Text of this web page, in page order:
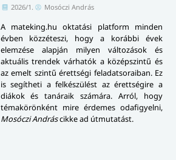
2026/1. Mosóczi András
A mateking.hu oktatási platform minden
évben közzéteszi, hogy a korábbi évek
elemzése alapján milyen változások és
aktuális trendek várhatók a középszintű és
az emelt szintű érettségi feladatsoraiban. Ez
is segítheti a felkészülést az érettségire a
diákok és tanáraik számára. Arról, hogy
témakörönként mire érdemes odafigyelni,
Mosóczi Andráscikke ad útmutatást.